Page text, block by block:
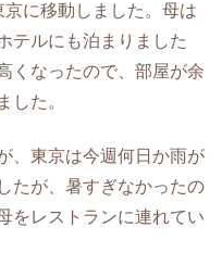
に移動しました。母は
テルにも泊まりました
くなったので、部屋が余
した。
、東京は今週何日か雨が
たが、暑すぎなかったの
をレストランに連れてい